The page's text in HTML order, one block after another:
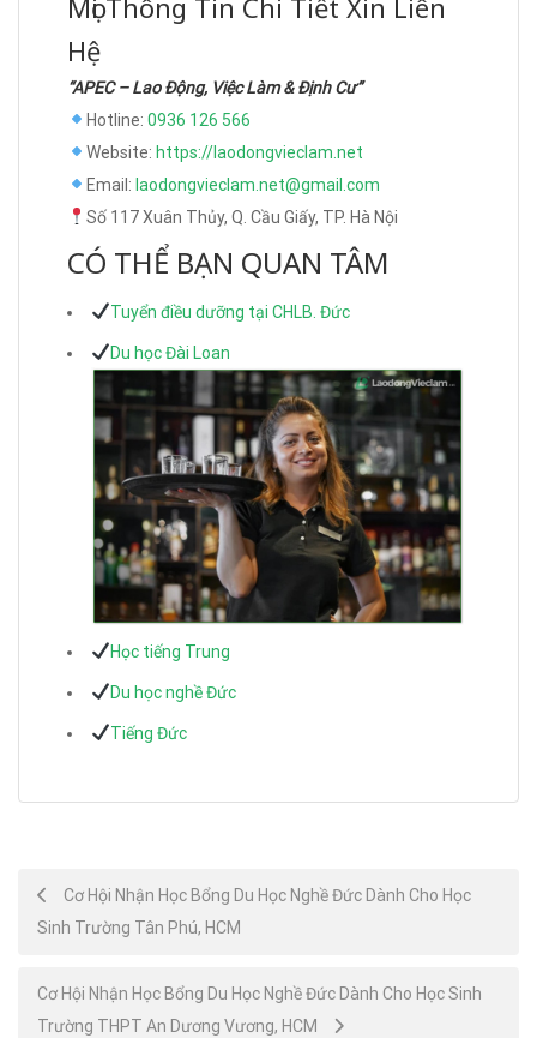
Hệ
“APEC – Lao Động, Việc Làm & Định Cư”
Hotline: 0936 126 566
Website: https://laodongvieclam.net
Email: laodongvieclam.net@gmail.com
Số 117 Xuân Thủy, Q. Cầu Giấy, TP. Hà Nội
CÓ THỂ BẠN QUAN TÂM
Tuyển điều dưỡng tại CHLB. Đức
Du học Đài Loan
Học tiếng Trung
Du học nghề Đức
Tiếng Đức
Post
navigation
Cơ Hội Nhận Học Bổng Du Học Nghề Đức Dành Cho Học
Sinh Trường Tân Phú, HCM
Cơ Hội Nhận Học Bổng Du Học Nghề Đức Dành Cho Học Sinh
Trường THPT An Dương Vương, HCM